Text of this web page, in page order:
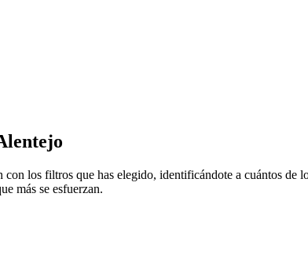
los filtros que has elegido, identificándote a cuántos
más se esfuerzan.